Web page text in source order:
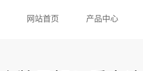
网站首页 产品中心